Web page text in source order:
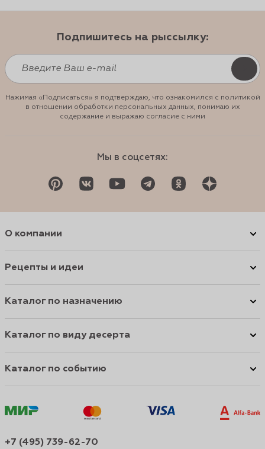
Подпишитесь на рыссылку:
Нажимая «Подписаться» я подтверждаю, что ознакомился с политикой
в отношении обработки персональных данных, понимаю их
содержание и выражаю согласие с ними
Мы в соцсетях:
О компании
Рецепты и идеи
Каталог по назначению
Каталог по виду десерта
Каталог по событию
+7 (495) 739-62-70